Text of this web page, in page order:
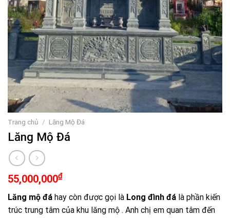
Trang chủ / Lăng Mộ Đá
Lăng Mộ Đá
55,000,000₫
Lăng mộ đá hay còn được gọi là Long đình đá là phần kiến
trúc trung tâm của khu lăng mộ . Anh chị em quan tâm đến